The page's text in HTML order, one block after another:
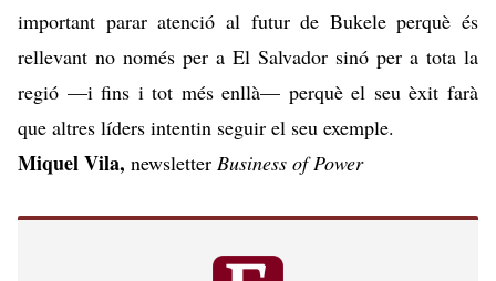
important parar atenció al futur de Bukele perquè és
rellevant no només per a El Salvador sinó per a tota la
regió —i fins i tot més enllà— perquè el seu èxit farà
que altres líders intentin seguir el seu exemple.
Miquel Vila, newsletter Business of Power